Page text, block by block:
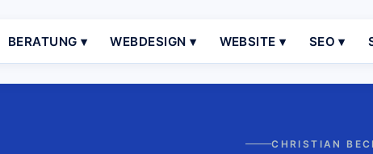
BERATUNG ▾ WEBDESIGN ▾ WEBSITE ▾ SEO ▾
CHRISTIAN